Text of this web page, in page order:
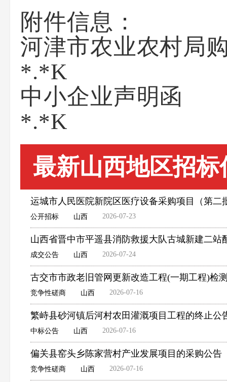
附件信息：
河津市农业农村局
*.*K
中小企业声明函
*.*K
最新山西地区招标
运城市人民医院新院区医疗设备采购项目（第二
公开招标 山西 2026-07-23
山西省晋中市平遥县消防救援大队古城新建二站
成交公告 山西 2026-07-24
古交市市政老旧管网更新改造工程(一期工程)检
竞争性磋商 山西 2026-07-16
繁峙县砂河镇后河村农田灌溉项目工程的终止公
中标公告 山西 2026-07-16
偏关县窑头乡陈家营村产业发展项目的采购公告
竞争性磋商 山西 2026-07-16